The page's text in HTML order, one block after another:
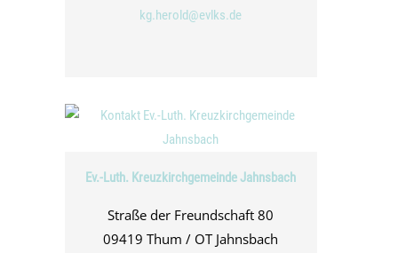
kg.herold@evlks.de
Ev.-Luth. Kreuzkirchgemeinde Jahnsbach
Straße der Freundschaft 80
09419 Thum / OT Jahnsbach